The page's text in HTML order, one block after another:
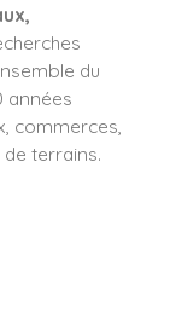
du
années
commerces,
de terrains.